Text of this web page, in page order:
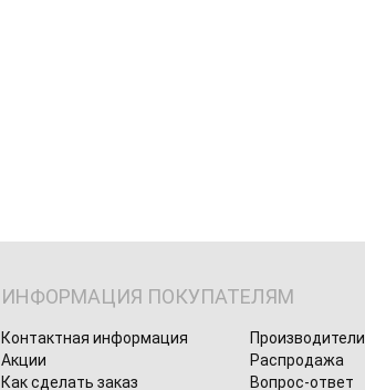
ИНФОРМАЦИЯ ПОКУПАТЕЛЯМ
Контактная информация
Производители
Акции
Распродажа
Как сделать заказ
Вопрос-ответ